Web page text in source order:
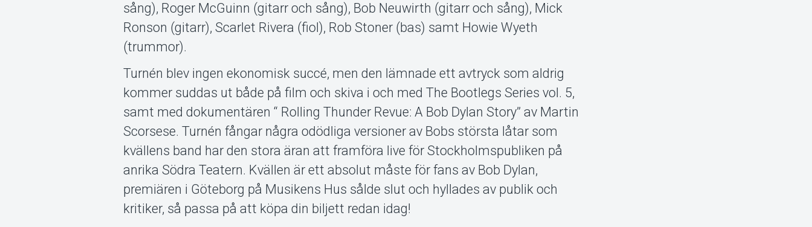
sång), Roger McGuinn (gitarr och sång), Bob Neuwirth (gitarr och sång), Mick
Ronson (gitarr), Scarlet Rivera (fiol), Rob Stoner (bas) samt Howie Wyeth
(trummor).
Turnén blev ingen ekonomisk succé, men den lämnade ett avtryck som aldrig
kommer suddas ut både på film och skiva i och med The Bootlegs Series vol. 5,
samt med dokumentären “ Rolling Thunder Revue: A Bob Dylan Story” av Martin
Scorsese. Turnén fångar några odödliga versioner av Bobs största låtar som
kvällens band har den stora äran att framföra live för Stockholmspubliken på
anrika Södra Teatern. Kvällen är ett absolut måste för fans av Bob Dylan,
premiären i Göteborg på Musikens Hus sålde slut och hyllades av publik och
kritiker, så passa på att köpa din biljett redan idag!